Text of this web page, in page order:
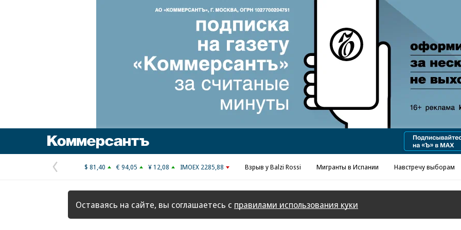
Реклама в «Ъ» www.kommersant.ru/ad
Предыдущая
страница
$ 81,40 € 94,05 ¥ 12,08 IMOEX 2285,88 Взрыв у Balzi Rossi Мигранты в Испании Навстречу выборам
Оставаясь на сайте, вы соглашаетесь с правилами использования куки